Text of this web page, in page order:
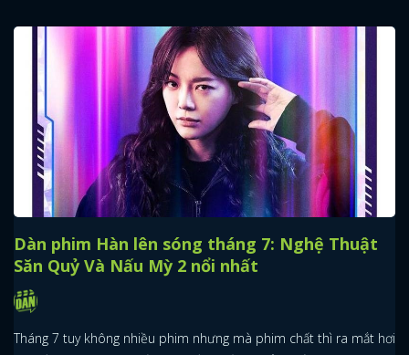
Dàn phim Hàn lên sóng tháng 7: Nghệ Thuật
Săn Quỷ Và Nấu Mỳ 2 nổi nhất
Tháng 7 tuy không nhiều phim nhưng mà phim chất thì ra mắt hơi